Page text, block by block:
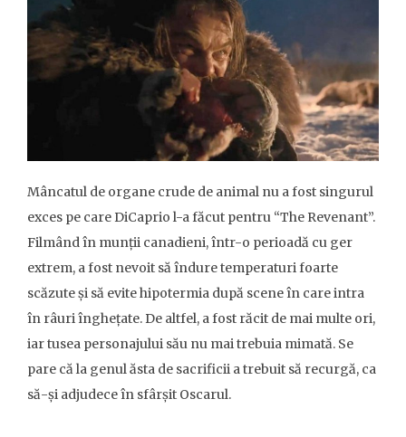
Mâncatul de organe crude de animal nu a fost singurul
exces pe care DiCaprio l-a făcut pentru “The Revenant”.
Filmând în munții canadieni, într-o perioadă cu ger
extrem, a fost nevoit să îndure temperaturi foarte
scăzute și să evite hipotermia după scene în care intra
în râuri înghețate. De altfel, a fost răcit de mai multe ori,
iar tusea personajului său nu mai trebuia mimată. Se
pare că la genul ăsta de sacrificii a trebuit să recurgă, ca
să-și adjudece în sfârșit Oscarul.